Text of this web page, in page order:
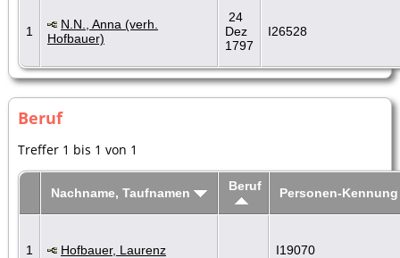
1
N.N., Anna (verh.
Hofbauer)
24
Dez
1797
I26528
Beruf
Treffer 1 bis 1 von 1
Nachname, Taufnamen Beruf Personen-Kennung
1 Hofbauer, Laurenz I19070